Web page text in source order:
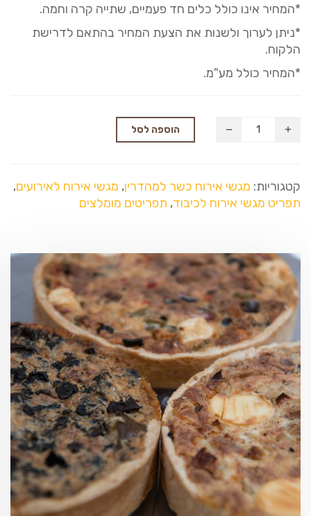
*המחיר אינו כולל כלים חד פעמיים, שתייה קרה וחמה.
*ניתן לערוך ולשנות את הצעת המחיר בהתאם לדרישת
הלקוח.
*המחיר כולל מע"מ.
הוספה לסל
קטגוריות: מגשי אירוח כשר למהדרין, מגשי אירוח לאירועים,
תפריט מגשי אירוח לכיבוד, תפריטים מומלצים